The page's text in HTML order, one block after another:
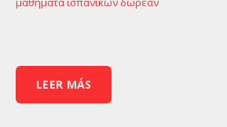
LEER MÁS